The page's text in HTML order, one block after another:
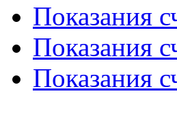
Показания
Показания
Показания